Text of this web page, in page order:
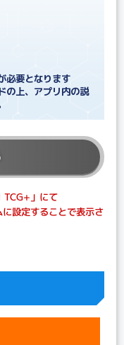
必要となります
の上、アプリ内の説
TCG+」にて
設定することで表示さ